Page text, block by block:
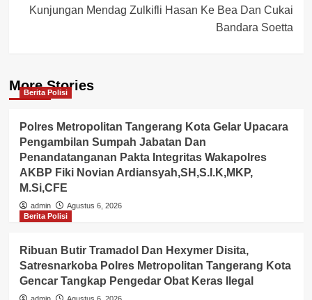
Kunjungan Mendag Zulkifli Hasan Ke Bea Dan Cukai
Bandara Soetta
More Stories
Berita Polisi
Polres Metropolitan Tangerang Kota Gelar Upacara
Pengambilan Sumpah Jabatan Dan
Penandatanganan Pakta Integritas Wakapolres
AKBP Fiki Novian Ardiansyah,SH,S.I.K,MKP,
M.Si,CFE
admin
Agustus 6, 2026
Berita Polisi
Ribuan Butir Tramadol Dan Hexymer Disita,
Satresnarkoba Polres Metropolitan Tangerang Kota
Gencar Tangkap Pengedar Obat Keras Ilegal